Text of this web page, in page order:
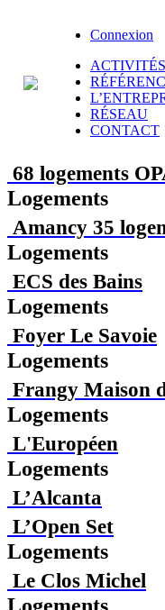
Connexion
ACTIVITÉS
RÉSEAU
CONTACT
68 logements
Logements
Amancy 35
Logements
ECS des Bains
Logements
Foyer Le Savoie
Logements
Frangy Maison
Logements
L'Européen
Logements
L’Alcanta
L’Open Set
Logements
Le Clos Michel
Logements